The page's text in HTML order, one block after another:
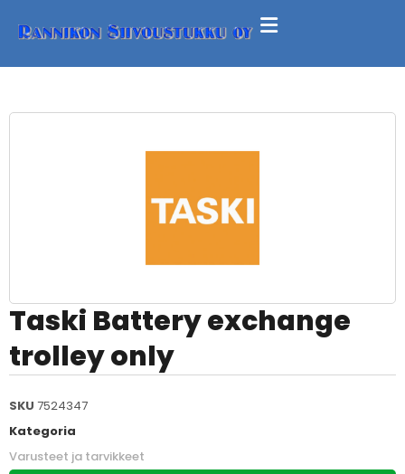
Taski Battery exchange
trolley only
SKU 7524347
Kategoria
Varusteet ja tarvikkeet